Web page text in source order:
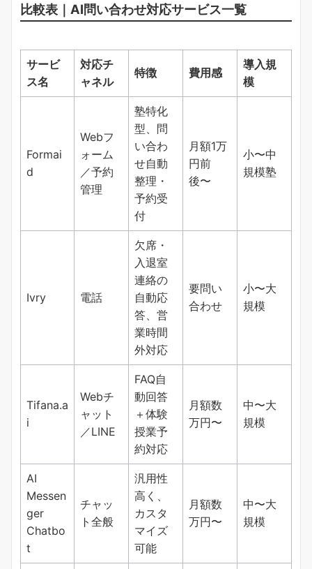
比較表｜AI問い合わせ対応サービス一覧
サービ
ス名
対応チ
ャネル
特徴 費用感
導入規
模
Formai
d
Webフ
ォーム
／予約
管理
塾特化
型、問
い合わ
せ自動
整理・
予約受
付
月額1万
円前
後〜
小〜中
規模塾
Ivry 電話
欠席・
入退室
連絡の
自動応
答、営
業時間
外対応
要問い
合わせ
小〜大
規模
Tifana.a
i
Webチ
ャット
／LINE
FAQ自
動回答
＋体験
授業予
約対応
月額数
万円〜
中〜大
規模
AI
Messen
ger
Chatbo
t
チャッ
ト全般
汎用性
高く、
カスタ
マイズ
可能
月額数
万円〜
中〜大
規模